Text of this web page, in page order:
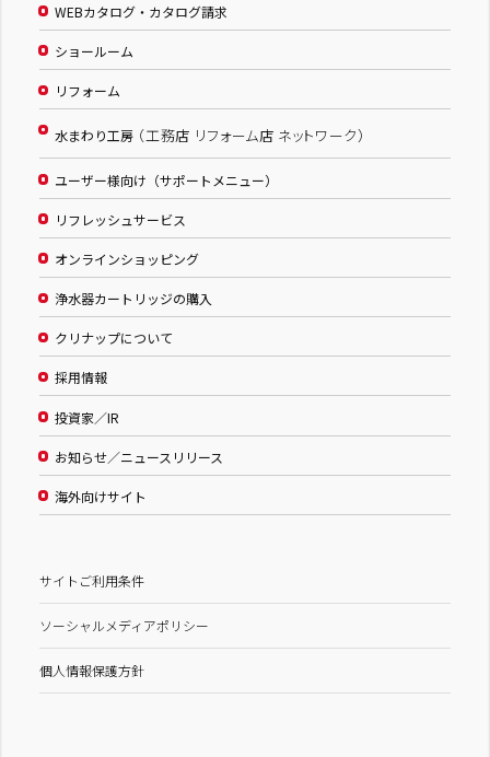
WEBカタログ・カタログ請求
ショールーム
リフォーム
水まわり工房 （工務店 リフォーム店 ネットワーク）
ユーザー様向け（サポートメニュー）
リフレッシュサービス
オンラインショッピング
浄水器カートリッジの購入
クリナップについて
採用情報
投資家／IR
お知らせ／ニュースリリース
海外向けサイト
サイトご利用条件
ソーシャルメディアポリシー
個人情報保護方針